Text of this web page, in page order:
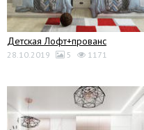
Детская Лофт+прованс
28.10.2019 5 1171